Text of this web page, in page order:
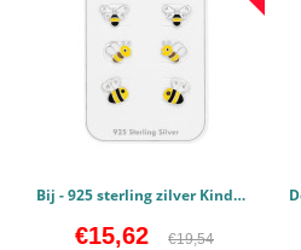
Bij - 925 sterling zilver Kinderen Sets PCJW48999
€15,62 €19,54